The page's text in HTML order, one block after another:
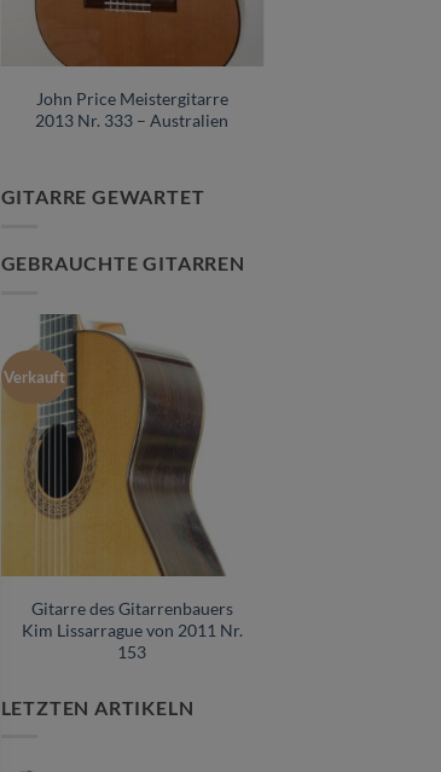
John Price Meistergitarre
2013 Nr. 333 – Australien
GITARRE GEWARTET
GEBRAUCHTE GITARREN
Verkauft
Gitarre des Gitarrenbauers
Kim Lissarrague von 2011 Nr.
153
LETZTEN ARTIKELN